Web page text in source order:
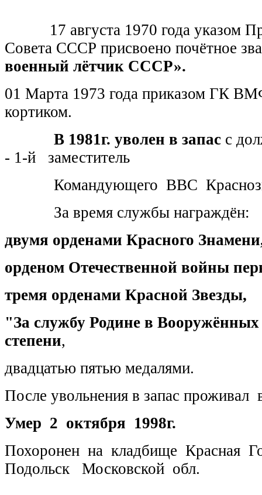
17 августа 1970 года указом
Совета СССР присвоено почётное
военный лётчик СССР».
01 Марта 1973 года приказом ГК
кортиком.
В 1981г. уволен в запас с
- 1-й заместитель
Командующего ВВС
За время службы награждён:
двумя орденами Красного
орденом Отечественной войны
тремя орденами Красной Звезды,
"За службу Родине в
степени,
двадцатью пятью медалями.
После увольнения в запас проживал
Умер 2 октября 1998г.
Похоронен на кладбище Красная
Подольск Московской обл.